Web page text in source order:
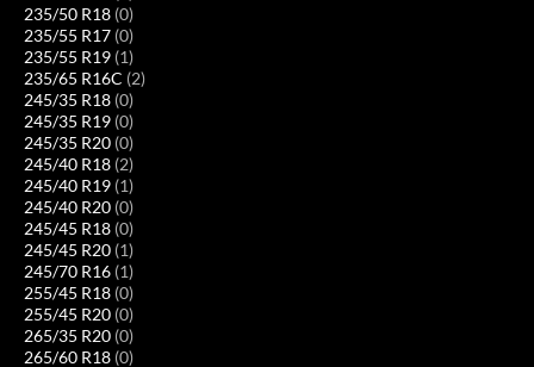
235/50 R18 (0)
235/55 R17 (0)
235/55 R19 (1)
235/65 R16C (2)
245/35 R18 (0)
245/35 R19 (0)
245/35 R20 (0)
245/40 R18 (2)
245/40 R19 (1)
245/40 R20 (0)
245/45 R18 (0)
245/45 R20 (1)
245/70 R16 (1)
255/45 R18 (0)
255/45 R20 (0)
265/35 R20 (0)
265/60 R18 (0)